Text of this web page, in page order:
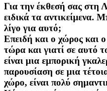
Για την έκθεσή σας στη
ειδικά τα αντικείμενα.
λίγο για αυτό;
Επειδή και ο χώρος και ο
τώρα και γιατί σε αυτό
είναι μια εμπορική
παρουσίαση σε μια
χώρο, είναι πολύ